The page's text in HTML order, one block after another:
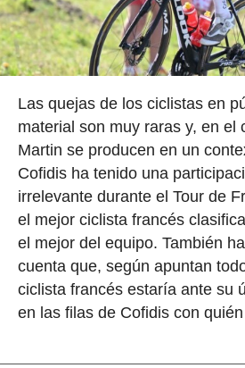
Las quejas de los ciclistas en
material son muy raras y, en el
Martin se producen en un
Cofidis ha tenido una
irrelevante durante el Tour de
el mejor ciclista francés
el mejor del equipo. También
cuenta que, según apuntan
ciclista francés estaría ante su
en las filas de Cofidis con